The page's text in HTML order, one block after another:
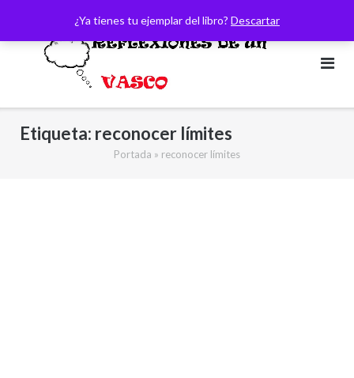
¿Ya tienes tu ejemplar del libro? Descartar
contenido
Etiqueta: reconocer límites
Portada » reconocer límites